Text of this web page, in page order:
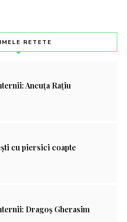
RETETE
Ancuța Rațiu
cu piersici coapte
Dragoș Gherasim